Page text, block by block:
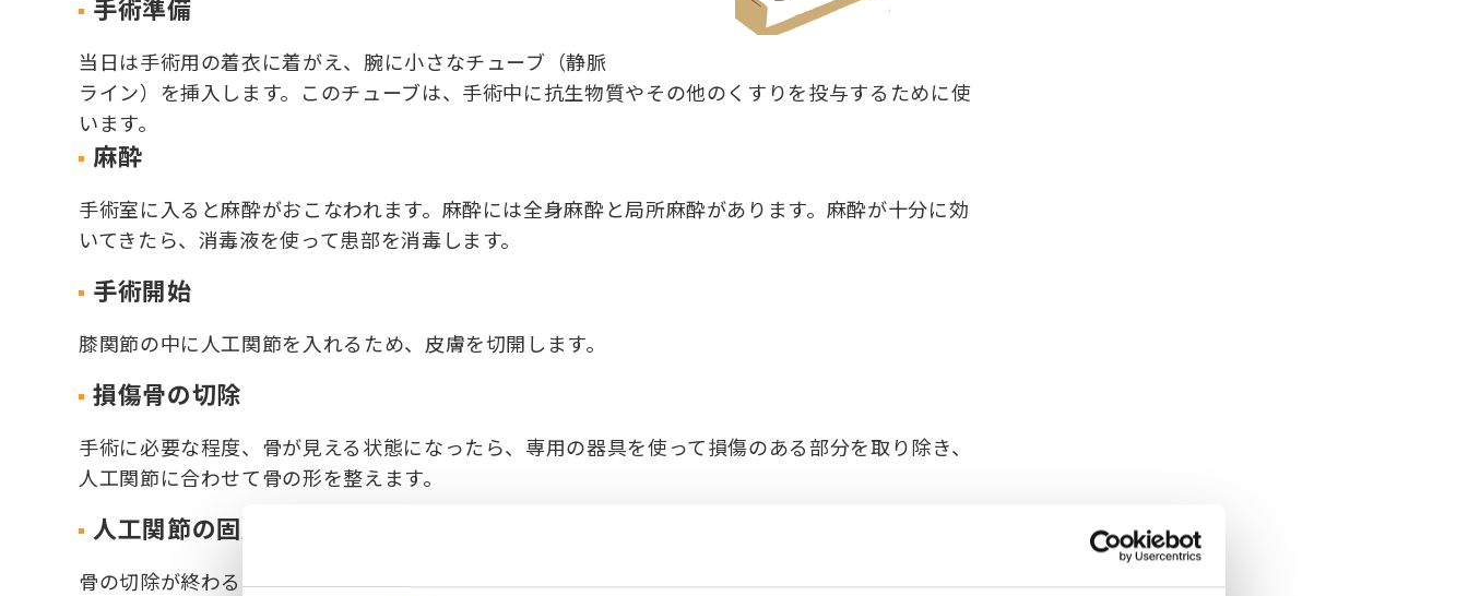
手術準備
当日は手術用の着衣に着がえ、腕に小さなチューブ（静脈
ライン）を挿入します。このチューブは、手術中に抗生物質やその他のくすりを投与するために使
います。
麻酔
手術室に入ると麻酔がおこなわれます。麻酔には全身麻酔と局所麻酔があります。麻酔が十分に効
いてきたら、消毒液を使って患部を消毒します。
手術開始
膝関節の中に人工関節を入れるため、皮膚を切開します。
損傷骨の切除
手術に必要な程度、骨が見える状態になったら、専用の器具を使って損傷のある部分を取り除き、
人工関節に合わせて骨の形を整えます。
人工関節の固定
骨の切除が終わると人工関節を骨に固定します。膝が良い状態で機能するように、膝のまわりにあ